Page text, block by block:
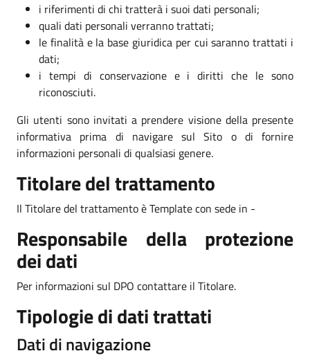
i riferimenti di chi tratterà i suoi dati personali;
quali dati personali verranno trattati;
le finalità e la base giuridica per cui saranno trattati i
dati;
i tempi di conservazione e i diritti che le sono
riconosciuti.
Gli utenti sono invitati a prendere visione della presente
informativa prima di navigare sul Sito o di fornire
informazioni personali di qualsiasi genere.
Titolare del trattamento
Il Titolare del trattamento è Template con sede in -
Responsabile della protezione
dei dati
Per informazioni sul DPO contattare il Titolare.
Tipologie di dati trattati
Dati di navigazione